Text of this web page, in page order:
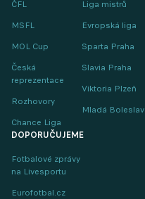
ČFL
MSFL
MOL Cup
Česká
reprezentace
Rozhovory
Chance Liga
Liga mistrů
Evropská liga
Sparta Praha
Slavia Praha
Viktoria Plzeň
Mladá Boleslav
DOPORUČUJEME
Fotbalové zprávy
na Livesportu
Eurofotbal.cz